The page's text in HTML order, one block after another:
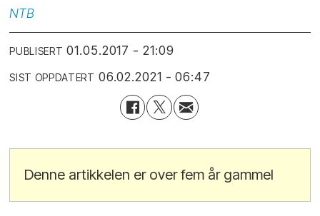
NTB
PUBLISERT 01.05.2017 - 21:09
SIST OPPDATERT 06.02.2021 - 06:47
Denne artikkelen er over fem år gammel